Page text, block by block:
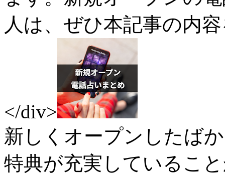
人は、ぜひ本記事の内
</div>
新しくオープンしたば
特典が充実しているこ